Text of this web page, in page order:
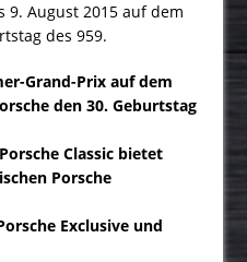
9. August 2015 auf dem
des 959.
Grand-Prix auf dem
den 30. Geburtstag
Classic bietet
Porsche
Exclusive und